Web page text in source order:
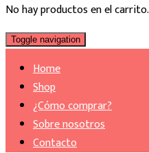
No hay productos en el carrito.
Toggle navigation
Home
Shop
¿Cómo comprar?
Sobre nosotros
Contacto